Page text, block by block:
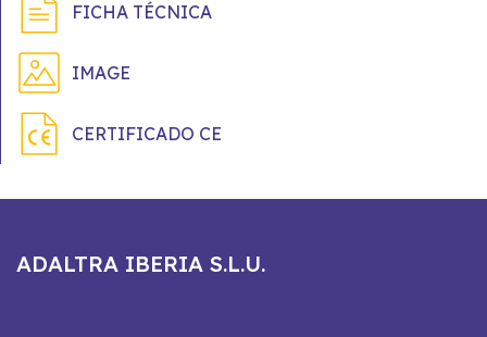
FICHA TÉCNICA
IMAGE
CERTIFICADO CE
ADALTRA IBERIA S.L.U.